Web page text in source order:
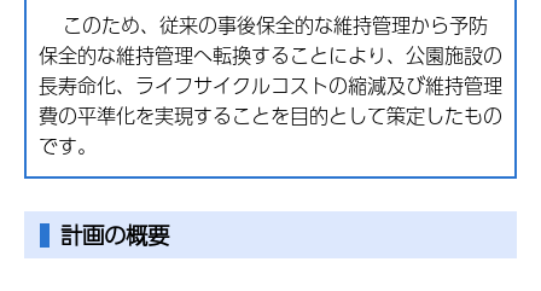
このため、従来の事後保全的な維持管理から予防
保全的な維持管理へ転換することにより、公園施設の
長寿命化、ライフサイクルコストの縮減及び維持管理
費の平準化を実現することを目的として策定したもの
です。
計画の概要